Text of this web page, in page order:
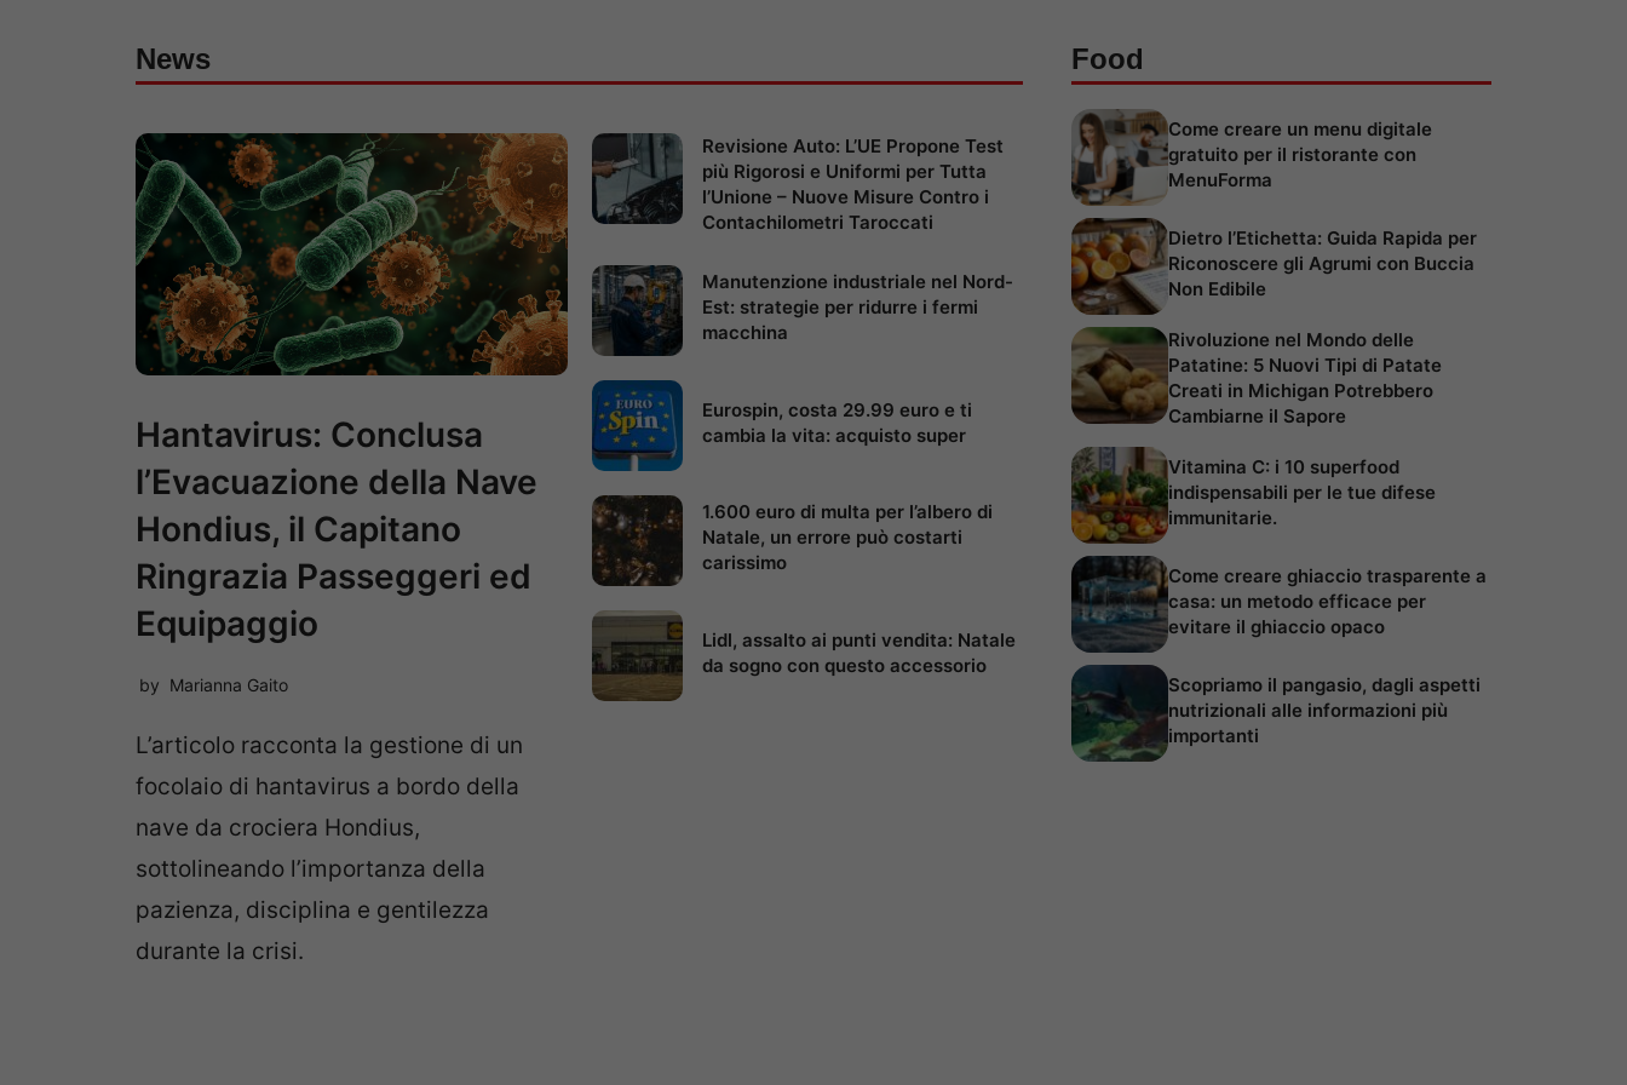
News
Hantavirus: Conclusa
l’Evacuazione della Nave
Hondius, il Capitano
Ringrazia Passeggeri ed
Equipaggio
by Marianna Gaito
L’articolo racconta la gestione di un
focolaio di hantavirus a bordo della
nave da crociera Hondius,
sottolineando l’importanza della
pazienza, disciplina e gentilezza
durante la crisi.
Revisione Auto: L’UE Propone Test
più Rigorosi e Uniformi per Tutta
l’Unione – Nuove Misure Contro i
Contachilometri Taroccati
Manutenzione industriale nel Nord-
Est: strategie per ridurre i fermi
macchina
Eurospin, costa 29.99 euro e ti
cambia la vita: acquisto super
1.600 euro di multa per l’albero di
Natale, un errore può costarti
carissimo
Lidl, assalto ai punti vendita: Natale
da sogno con questo accessorio
Food
Come creare un menu digitale
gratuito per il ristorante con
MenuForma
Dietro l’Etichetta: Guida Rapida per
Riconoscere gli Agrumi con Buccia
Non Edibile
Rivoluzione nel Mondo delle
Patatine: 5 Nuovi Tipi di Patate
Creati in Michigan Potrebbero
Cambiarne il Sapore
Vitamina C: i 10 superfood
indispensabili per le tue difese
immunitarie.
Come creare ghiaccio trasparente a
casa: un metodo efficace per
evitare il ghiaccio opaco
Scopriamo il pangasio, dagli aspetti
nutrizionali alle informazioni più
importanti